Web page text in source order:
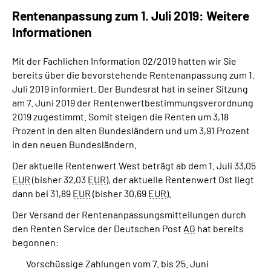
Mein Kundenportal
Rentenanpassung zum 1. Juli 2019: Weitere
Informationen
Mit der Fachlichen Information 02/2019 hatten wir Sie
bereits über die bevorstehende Rentenanpassung zum 1.
Juli 2019 informiert. Der Bundesrat hat in seiner Sitzung
am 7. Juni 2019 der Rentenwertbestimmungsverordnung
2019 zugestimmt. Somit steigen die Renten um 3,18
Prozent in den alten Bundesländern und um 3,91 Prozent
in den neuen Bundesländern.
Der aktuelle Rentenwert West beträgt ab dem 1. Juli 33,05
EUR (bisher 32,03 EUR), der aktuelle Rentenwert Ost liegt
dann bei 31,89 EUR (bisher 30,69 EUR).
Der Versand der Rentenanpassungsmitteilungen durch
den Renten Service der Deutschen Post AG hat bereits
begonnen:
Vorschüssige Zahlungen vom 7. bis 25. Juni